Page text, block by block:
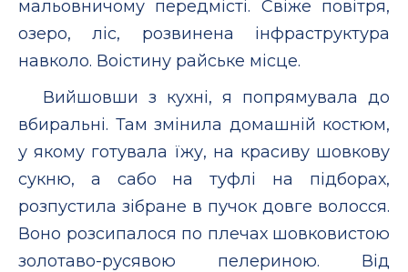
мальовничому передмісті. Свіже повітря,
озеро, ліс, розвинена інфраструктура
навколо. Воістину райське місце.
Вийшовши з кухні, я попрямувала до
вбиральні. Там змінила домашній костюм,
у якому готувала їжу, на красиву шовкову
сукню, а сабо на туфлі на підборах,
розпустила зібране в пучок довге волосся.
Воно розсипалося по плечах шовковистою
золотаво-русявою пелериною. Від